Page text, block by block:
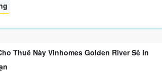
Thuê Này Vinhomes Golden River Sẽ In